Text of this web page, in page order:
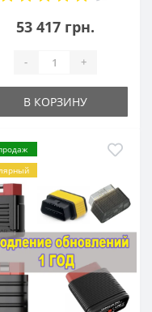
53 417 грн.
- +
В КОРЗИНУ